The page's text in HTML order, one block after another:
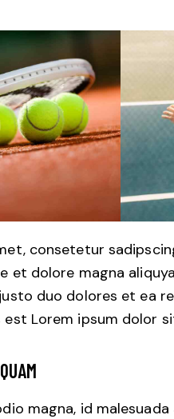
consetetur
et dolore magna
duo dolores et ea
Lorem ipsum dolor
magna, id